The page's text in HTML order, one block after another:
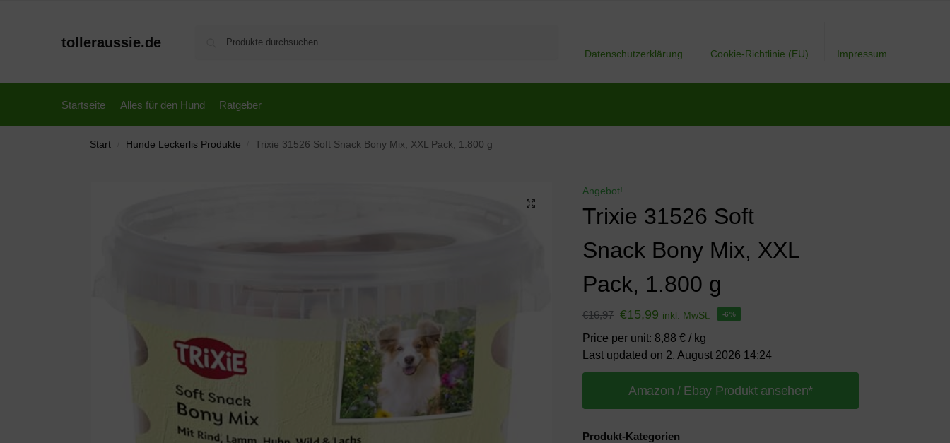
tolleraussie.de
Datenschutzerklärung Cookie-Richtlinie (EU) Impressum
Startseite Alles für den Hund Ratgeber
Start Hunde Leckerlis Produkte Trixie 31526 Soft Snack Bony Mix, XXL Pack, 1.800 g
Angebot!
Trixie 31526 Soft
Snack Bony Mix, XXL
Pack, 1.800 g
€16,97 €15,99 inkl. MwSt. -6%
Price per unit: 8,88 € / kg
Last updated on 2. August 2026 14:24
Amazon / Ebay Produkt ansehen*
Produkt-Kategorien